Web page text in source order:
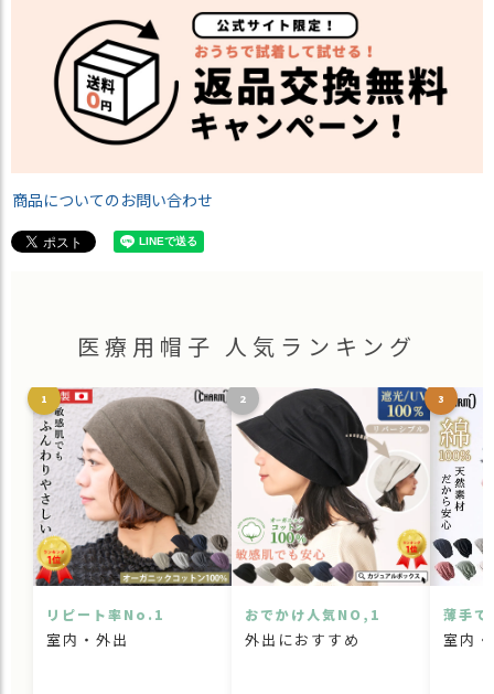
商品についてのお問い合わせ
医療用帽子 人気ランキング
1
リピート率No.1
室内・外出
2
おでかけ人気NO,1
外出におすすめ
3
薄手で
室内